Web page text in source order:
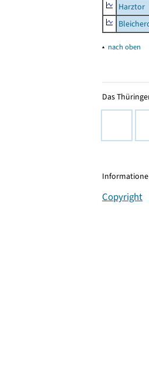
Harztor
▴ nach oben
Das
Copyright